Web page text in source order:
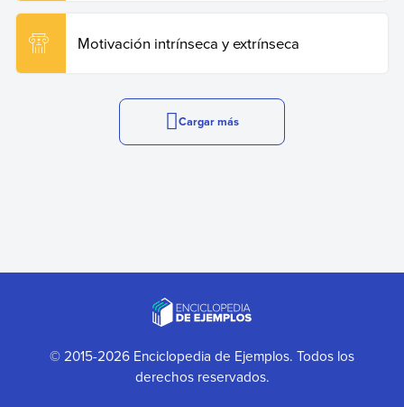
Motivación intrínseca y extrínseca
Cargar más
© 2015-2026 Enciclopedia de Ejemplos. Todos los
derechos reservados.